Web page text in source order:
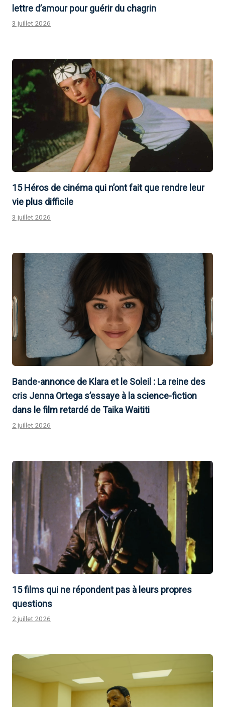
lettre d’amour pour guérir du chagrin
3 juillet 2026
15 Héros de cinéma qui n’ont fait que rendre leur
vie plus difficile
3 juillet 2026
Bande-annonce de Klara et le Soleil : La reine des
cris Jenna Ortega s’essaye à la science-fiction
dans le film retardé de Taika Waititi
2 juillet 2026
15 films qui ne répondent pas à leurs propres
questions
2 juillet 2026